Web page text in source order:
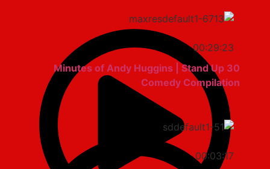
00:29:23
30 Minutes of Andy Huggins | Stand Up
Comedy Compilation
00:03:17